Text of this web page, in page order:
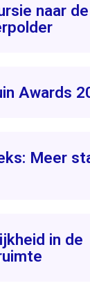
naar de
Awards
Meer
in de